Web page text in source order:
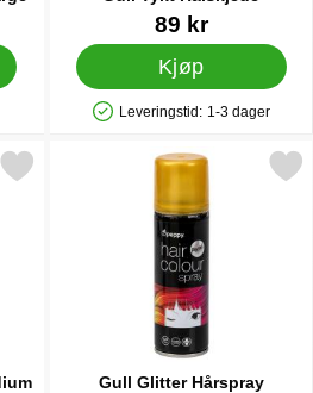
Varenummer 84394
89 kr
Kjøp
Produkttilgjengelighet: På lager
Leveringstid: 1-3 dager
Medium som favoritt
Gull Glitter Hårspray
Merk gull Glitter